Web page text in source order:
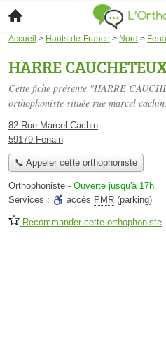
Accueil > Hauts-de-France > Nord >
HARRE
Cette fiche présente "HARRE
orthophoniste située rue marcel cachin
82 Rue Marcel Cachin
59179 Fenain
📞 Appeler cette orthophoniste
Orthophoniste - Ouverte jusqu'à 17h
Services :
accès PMR (parking)
Recommander cette orthophoniste